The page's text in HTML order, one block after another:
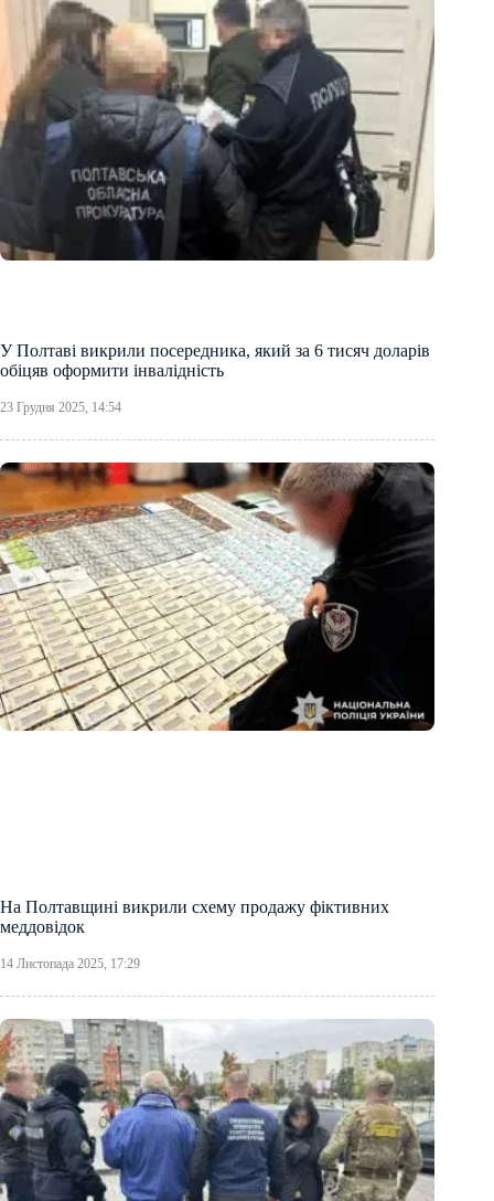
У Полтаві викрили посередника, який за 6 тисяч доларів
обіцяв оформити інвалідність
23 Грудня 2025, 14:54
На Полтавщині викрили схему продажу фіктивних
меддовідок
14 Листопада 2025, 17:29